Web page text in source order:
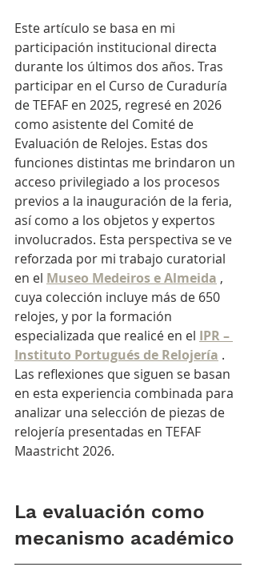
Este artículo se basa en mi
participación institucional directa
durante los últimos dos años. Tras
participar en el Curso de Curaduría
de TEFAF en 2025, regresé en 2026
como asistente del Comité de
Evaluación de Relojes. Estas dos
funciones distintas me brindaron un
acceso privilegiado a los procesos
previos a la inauguración de la feria,
así como a los objetos y expertos
involucrados. Esta perspectiva se ve
reforzada por mi trabajo curatorial
en el Museo Medeiros e Almeida ,
cuya colección incluye más de 650
relojes, y por la formación
especializada que realicé en el IPR –
Instituto Portugués de Relojería .
Las reflexiones que siguen se basan
en esta experiencia combinada para
analizar una selección de piezas de
relojería presentadas en TEFAF
Maastricht 2026.
La evaluación como
mecanismo académico